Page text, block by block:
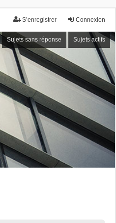
Connexion
S’enregistrer
Sujets sans réponse Sujets actifs